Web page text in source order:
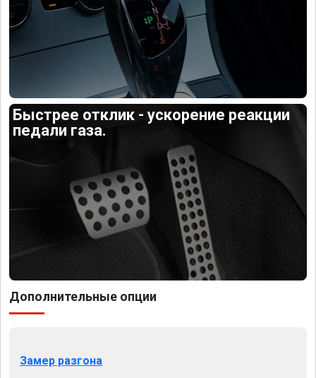
Быстрее отклик - ускорение реакции
педали газа.
Дополнительные опции
Замер разгона